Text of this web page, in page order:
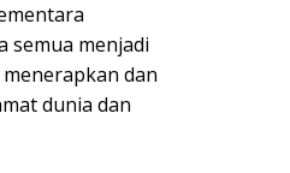
semua menjadi
dan
dunia dan